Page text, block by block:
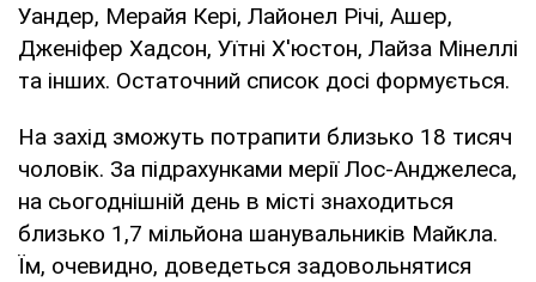
Уандер, Мерайя Кері, Лайонел Річі, Ашер,
Дженіфер Хадсон, Уїтні Х'юстон, Лайза Мінеллі
та інших. Остаточний список досі формується.
На захід зможуть потрапити близько 18 тисяч
чоловік. За підрахунками мерії Лос-Анджелеса,
на сьогоднішній день в місті знаходиться
близько 1,7 мільйона шанувальників Майкла.
Їм, очевидно, доведеться задовольнятися